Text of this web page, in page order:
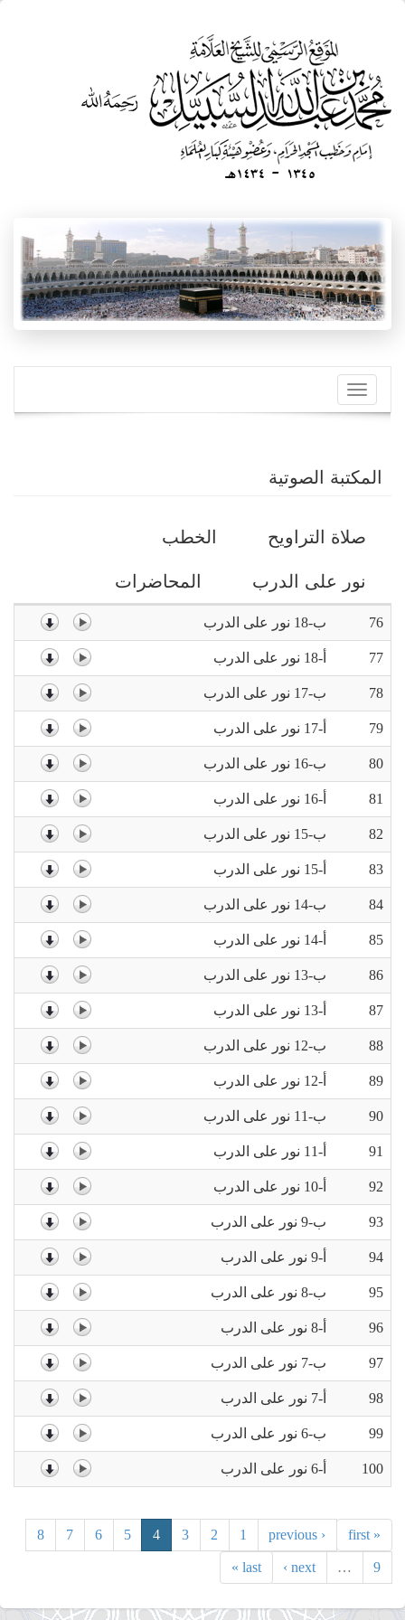
Toggle
navigation
المكتبة الصوتية
Primary
tabsصلاة التراويح الخطب
نور على الدرب المحاضرات
76 ب-18 نور على الدرب
77 أ-18 نور على الدرب
78 ب-17 نور على الدرب
79 أ-17 نور على الدرب
80 ب-16 نور على الدرب
81 أ-16 نور على الدرب
82 ب-15 نور على الدرب
83 أ-15 نور على الدرب
84 ب-14 نور على الدرب
85 أ-14 نور على الدرب
86 ب-13 نور على الدرب
87 أ-13 نور على الدرب
88 ب-12 نور على الدرب
89 أ-12 نور على الدرب
90 ب-11 نور على الدرب
91 أ-11 نور على الدرب
92 أ-10 نور على الدرب
93 ب-9 نور على الدرب
94 أ-9 نور على الدرب
95 ب-8 نور على الدرب
96 أ-8 نور على الدرب
97 ب-7 نور على الدرب
98 أ-7 نور على الدرب
99 ب-6 نور على الدرب
100 أ-6 نور على الدرب
« first
‹ previous
1
2
3
4
5
6
7
8
9
…
next ›
last »